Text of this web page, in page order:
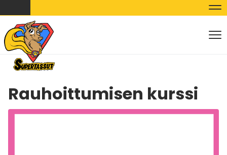
Rauhoittumisen kurssi